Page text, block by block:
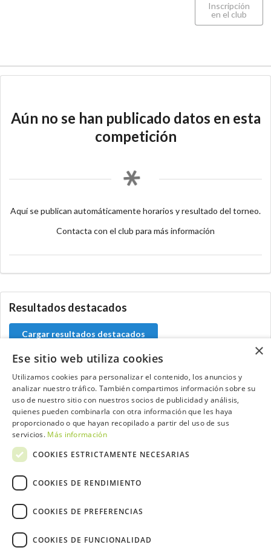
Inscripción
en el club
Aún no se han publicado datos en esta
competición
Aquí se publican automáticamente horarios y resultado del torneo.
Contacta con el club para más información
Resultados destacados
Cargar resultados destacados
Contacta con el equipo de NextCaddy
Opina Contacta
×
Ese sitio web utiliza cookies
Utilizamos cookies para personalizar el contenido, los anuncios y
analizar nuestro tráfico. También compartimos información sobre su
uso de nuestro sitio con nuestros socios de publicidad y análisis,
quienes pueden combinarla con otra información que les haya
proporcionado o que hayan recopilado a partir del uso de sus
servicios. Más información
COOKIES ESTRICTAMENTE NECESARIAS
COOKIES DE RENDIMIENTO
COOKIES DE PREFERENCIAS
COOKIES DE FUNCIONALIDAD